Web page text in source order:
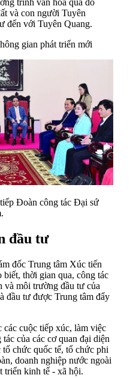
và con người Tuyên
đến với Tuyên Quang.
gian phát triển mới
Đoàn công tác Đại sứ
đầu tư
đốc Trung tâm Xúc tiến
thời gian qua, công tác
và môi trường đầu tư của
đầu tư được Trung tâm đẩy
cuộc tiếp xúc, làm việc
của các cơ quan đại diện
chức quốc tế, tổ chức phi
doanh nghiệp nước ngoài
triển kinh tế - xã hội.